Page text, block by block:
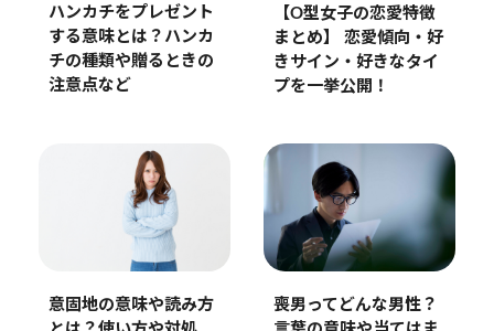
ハンカチをプレゼント
する意味とは？ハンカ
チの種類や贈るときの
注意点など
【O型女子の恋愛特徴
まとめ】 恋愛傾向・好
きサイン・好きなタイ
プを一挙公開！
意固地の意味や読み方
喪男ってどんな男性？